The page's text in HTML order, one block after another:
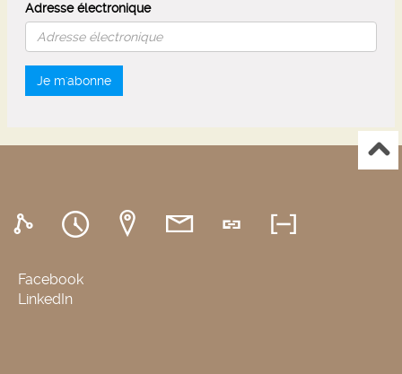
Adresse électronique
Je m'abonne
Facebook
LinkedIn